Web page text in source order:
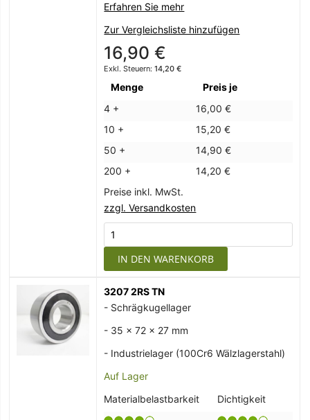
Erfahren Sie mehr
Zur Vergleichsliste hinzufügen
16,90 €
14,20 €
Menge
Preis je
4 +
16,00 €
10 +
15,20 €
50 +
14,90 €
200 +
14,20 €
Preise inkl. MwSt.
zzgl. Versandkosten
IN DEN WARENKORB
3207 2RS TN
- Schrägkugellager
- 35 x 72 x 27 mm
- Industrielager (100Cr6 Wälzlagerstahl)
Auf Lager
Materialbelastbarkeit
Dichtigkeit